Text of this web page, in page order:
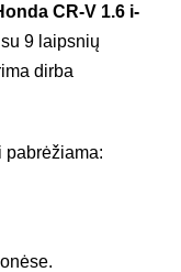
CR-V 1.6 i-
9 laipsnių
dirba
pabrėžiama: